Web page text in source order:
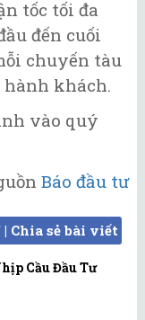
tốc tối đa
đến cuối
chuyến tàu
hành khách.
vào quý
Báo đầu tư
| Chia sẻ bài viết
Cầu Đầu Tư